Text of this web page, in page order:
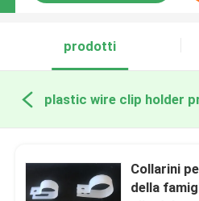
prodotti
plastic wire clip holder
Collarini
della